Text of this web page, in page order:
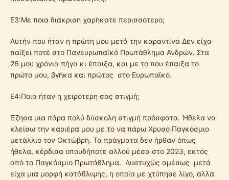
Ε3:Με ποια διάκριση χαρήκατε περισσότερο;
Αυτήν που ήταν η πρώτη μου μετά την καραντίνα Δεν είχα
παίξει ποτέ στο Πανευρωπαϊκό Πρωτάθλημα Ανδρών. Στα
26 μου χρόνια πήγα κι έπαιξα, και με το που έπαιξα το
πρώτο μου, βγήκα και πρώτος στο Ευρωπαϊκό.
Ε4:Ποια ήταν η χειρότερη σας στιγμή;
Έζησα μια πάρα πολύ δύσκολη στιγμή πρόσφατα. Ήθελα να
κλείσω την καριέρα μου με το να πάρω Χρυσό Παγκόσμιο
μετάλλιο τον Οκτώβρη. Τα πράγματα δεν ήρθαν όπως
ήθελα, κέρδισα οπουδήποτε αλλού μέσα στο 2023, εκτός
από το Παγκόσμιο Πρωτάθλημα. Δυστυχώς αμέσως μετά
είχα μια μορφή κατάθλιψης, η οποία με χτύπησε λίγο, αλλά